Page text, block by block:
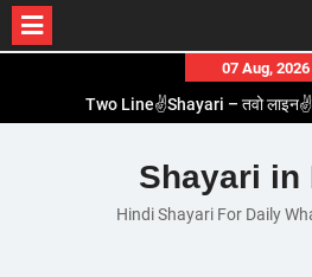
content
07 Aug, 2026
Two Line✌️Shayari – तवो
Romantic Love😽Status – रोमांटिक
Love🥳Poetry In Hindi –
1 Line☝️Shayari In Hindi – १
Shayari in
Hindi Shayari For Daily